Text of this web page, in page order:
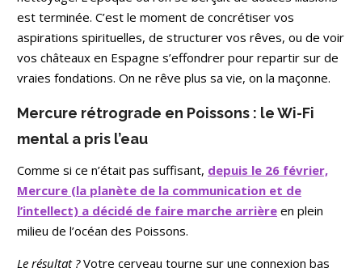
est terminée. C’est le moment de concrétiser vos
aspirations spirituelles, de structurer vos rêves, ou de voir
vos châteaux en Espagne s’effondrer pour repartir sur de
vraies fondations. On ne rêve plus sa vie, on la maçonne.
Mercure rétrograde en Poissons : le Wi-Fi
mental a pris l’eau
Comme si ce n’était pas suffisant, depuis le 26 février,
Mercure (la planète de la communication et de
l’intellect) a décidé de faire marche arrière en plein
milieu de l’océan des Poissons.
Le résultat ?Votre cerveau tourne sur une connexion bas